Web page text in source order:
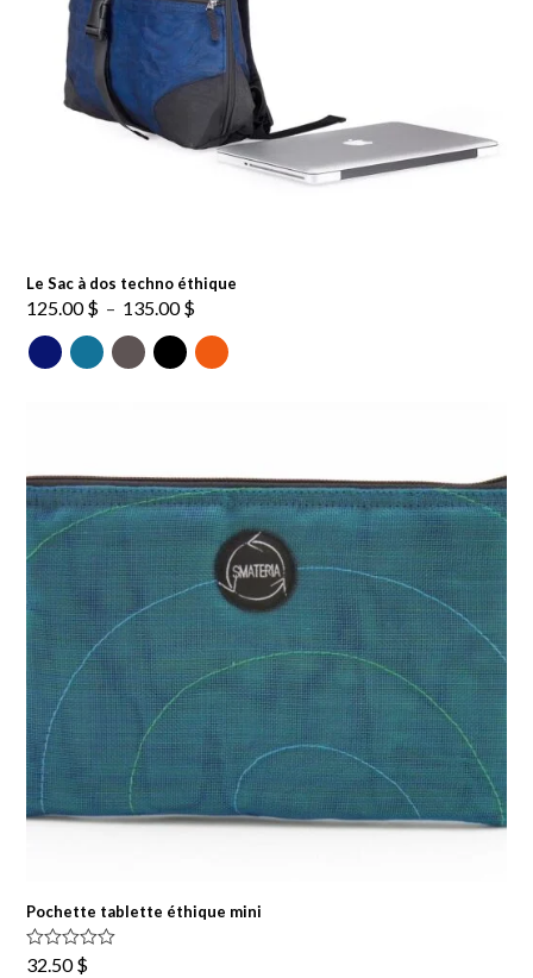
Le Sac à dos techno éthique
125.00$ – 135.00$Plage
de
prix :
Pochette tablette éthique mini
Note5.00
32.50$